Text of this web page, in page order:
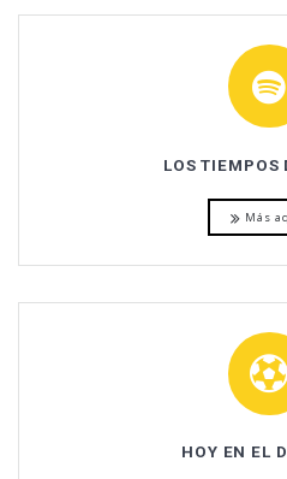
LOS TIEMPOS
Más
HOY EN EL